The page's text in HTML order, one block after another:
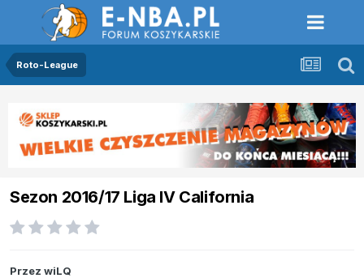
Roto-League
Sezon 2016/17 Liga IV California
Przez wiLQ